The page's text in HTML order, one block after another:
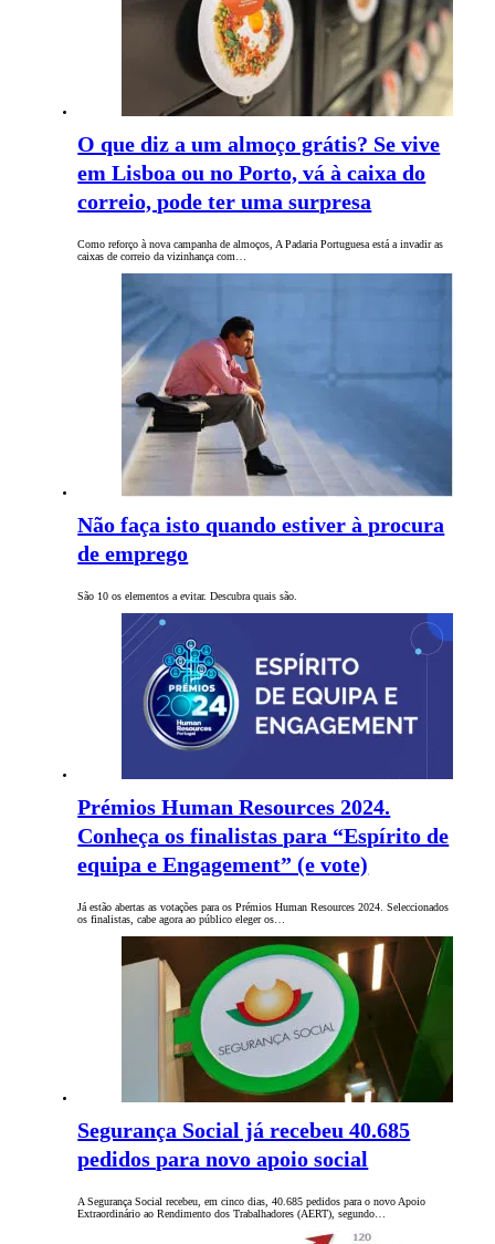
O que diz a um almoço grátis? Se vive
em Lisboa ou no Porto, vá à caixa do
correio, pode ter uma surpresa
Como reforço à nova campanha de almoços, A Padaria Portuguesa está a invadir as
caixas de correio da vizinhança com…
Não faça isto quando estiver à procura
de emprego
São 10 os elementos a evitar. Descubra quais são.
Prémios Human Resources 2024.
Conheça os finalistas para “Espírito de
equipa e Engagement” (e vote)
Já estão abertas as votações para os Prémios Human Resources 2024. Seleccionados
os finalistas, cabe agora ao público eleger os…
Segurança Social já recebeu 40.685
pedidos para novo apoio social
A Segurança Social recebeu, em cinco dias, 40.685 pedidos para o novo Apoio
Extraordinário ao Rendimento dos Trabalhadores (AERT), segundo…